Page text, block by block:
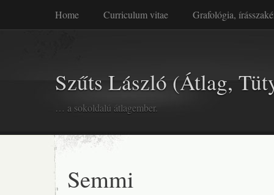
Home Curriculum vitae Grafológia,
… a sokoldalú átlagember.
Szűts László (Átlag,
Semmi